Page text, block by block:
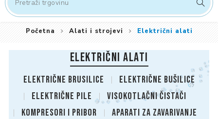
Početna Alati i strojevi Električni alati
ELEKTRIČNI ALATI
Električne brusilice
Električne bušilice
Električne Pile
Visokotlačni čistači
Kompresori i pribor
Aparati za zavarivanje